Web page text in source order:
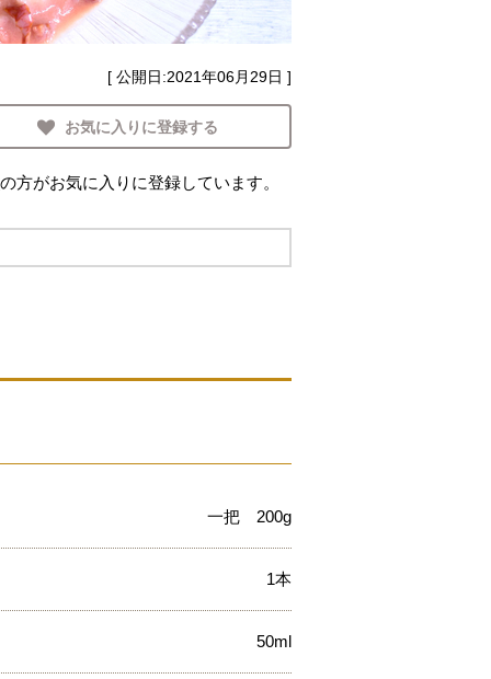
[ 公開日:2021年06月29日 ]
お気に入りに登録する
の方がお気に入りに登録しています。
一把 200g
1本
50ml